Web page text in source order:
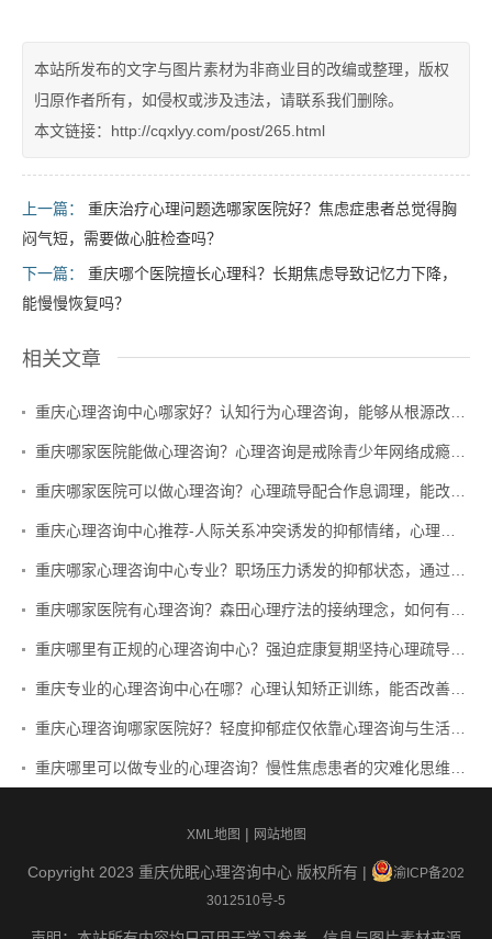
本站所发布的文字与图片素材为非商业目的改编或整理，版权
归原作者所有，如侵权或涉及违法，请联系我们删除。
本文链接：http://cqxlyy.com/post/265.html
上一篇：
重庆治疗心理问题选哪家医院好？焦虑症患者总觉得胸
闷气短，需要做心脏检查吗？
下一篇：
重庆哪个医院擅长心理科？长期焦虑导致记忆力下降，
能慢慢恢复吗？
相关文章
XML地图 | 网站地图
Copyright 2023 重庆优眠心理咨询中心 版权所有 |
渝ICP备202
3012510号-5